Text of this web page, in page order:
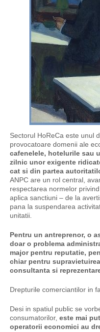
Sectorul HoReCa este unul
provocatoare domenii ale
cafenelele, hotelurile sau
zilnic unor exigente
cat si din partea
ANPC are un rol central,
respectarea normelor
aplica sanctiuni – de la
pana la suspendarea
unitatii.
Pentru un antreprenor, o
doar o problema
major pentru reputatie,
chiar pentru
consultanta si
Drepturile comerciantilor in
Desi in spatiul public se
consumatorilor, este mai
operatorii economici au